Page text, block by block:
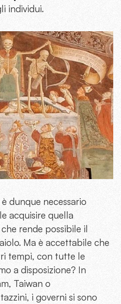
individui.
dunque necessario
acquisire quella
rende possibile il
Ma è accettabile che
tempi, con tutte le
a disposizione? In
Taiwan o
i governi si sono